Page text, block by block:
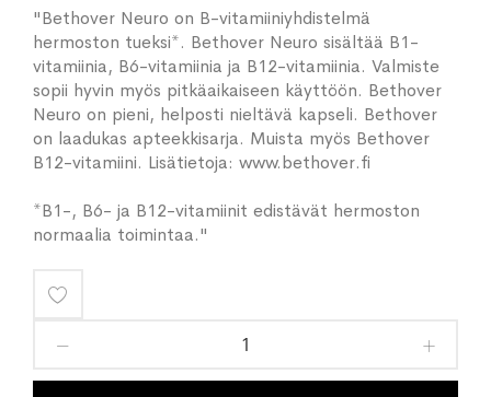
"Bethover Neuro on B-vitamiiniyhdistelmä
hermoston tueksi*. Bethover Neuro sisältää B1-
vitamiinia, B6-vitamiinia ja B12-vitamiinia. Valmiste
sopii hyvin myös pitkäaikaiseen käyttöön. Bethover
Neuro on pieni, helposti nieltävä kapseli. Bethover
on laadukas apteekkisarja. Muista myös Bethover
B12-vitamiini. Lisätietoja: www.bethover.fi
*B1-, B6- ja B12-vitamiinit edistävät hermoston
normaalia toimintaa."
toivelistaan